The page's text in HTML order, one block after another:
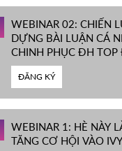
WEBINAR 02: CHIẾN
DỰNG BÀI LUẬN CÁ
CHINH PHỤC ĐH
ĐĂNG KÝ
WEBINAR 1: HÈ NÀY
TĂNG CƠ HỘI VÀO